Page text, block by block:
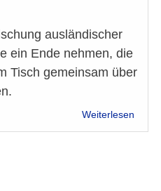
ausländischer
ein Ende nehmen, die
Tisch gemeinsam über
Weiterlesen